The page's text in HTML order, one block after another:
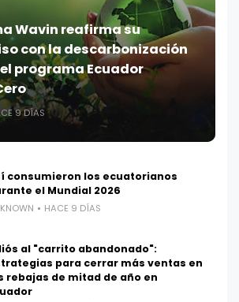
Wavin reafirma su
con la descarbonización
programa Ecuador
9 DÍAS
consumieron los ecuatorianos
el Mundial 2026
HACE 9 DÍAS
al "carrito abandonado":
para cerrar más ventas en
rebajas de mitad de año en